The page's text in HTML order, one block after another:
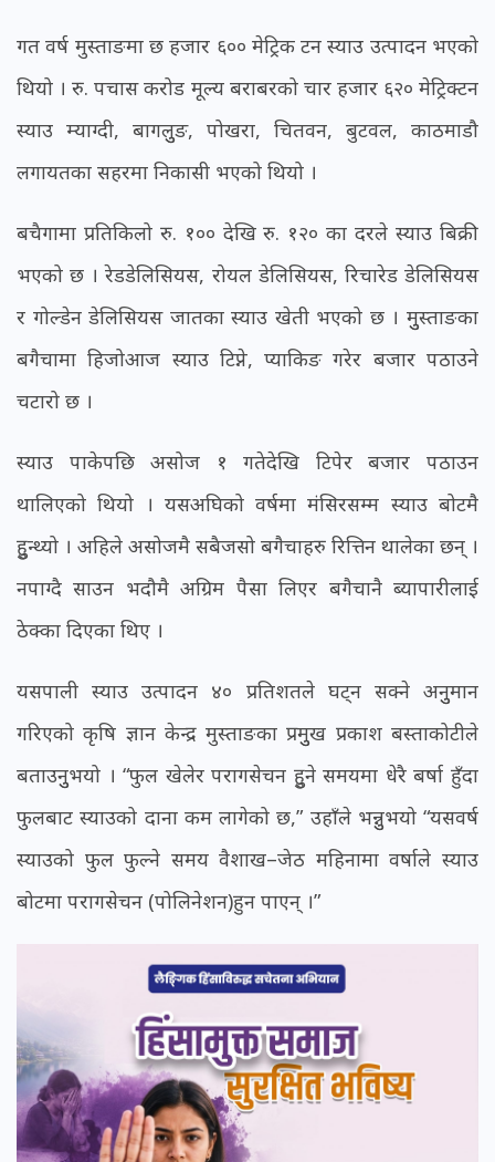
गत वर्ष मुस्ताङमा छ हजार ६०० मेट्रिक टन स्याउ उत्पादन भएको
थियो । रु. पचास करोड मूल्य बराबरको चार हजार ६२० मेट्रिक्टन
स्याउ म्याग्दी, बागलुुङ, पोखरा, चितवन, बुटवल, काठमाडौ
लगायतका सहरमा निकासी भएको थियो ।
बचैगामा प्रतिकिलो रु. १०० देखि रु. १२० का दरले स्याउ बिक्री
भएको छ । रेडडेलिसियस, रोयल डेलिसियस, रिचारेड डेलिसियस
र गोल्डेन डेलिसियस जातका स्याउ खेती भएको छ । मुुस्ताङका
बगैचामा हिजोआज स्याउ टिप्ने, प्याकिङ गरेर बजार पठाउने
चटारो छ ।
स्याउ पाकेपछि असोज १ गतेदेखि टिपेर बजार पठाउन
थालिएको थियो । यसअघिको वर्षमा मंसिरसम्म स्याउ बोटमै
हुुन्थ्यो । अहिले असोजमै सबैजसो बगैचाहरु रित्तिन थालेका छन् ।
नपाग्दै साउन भदौमै अग्रिम पैसा लिएर बगैचानै ब्यापारीलाई
ठेक्का दिएका थिए ।
यसपाली स्याउ उत्पादन ४० प्रतिशतले घट्न सक्ने अनुुमान
गरिएको कृषि ज्ञान केन्द्र मुस्ताङका प्रमुुख प्रकाश बस्ताकोटीले
बताउनुुभयो । “फुल खेलेर परागसेचन हुुने समयमा धेरै बर्षा हुँदा
फुलबाट स्याउको दाना कम लागेको छ,” उहाँले भन्नुुभयो “यसवर्ष
स्याउको फुल फुल्ने समय वैशाख–जेठ महिनामा वर्षाले स्याउ
बोटमा परागसेचन (पोलिनेशन)हुन पाएन् ।”